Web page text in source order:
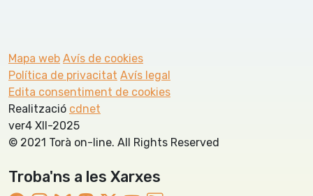
Mapa web Avís de cookies
Política de privacitat Avís legal
Edita consentiment de cookies
Realització cdnet
ver4 XII-2025
© 2021 Torà on-line. All Rights Reserved
Troba'ns a les Xarxes